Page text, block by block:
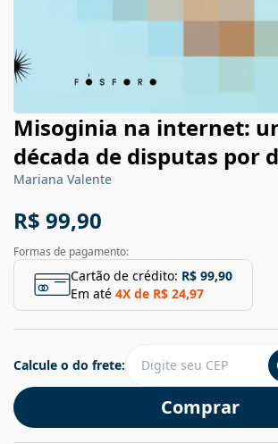
Misoginia na internet:
década de disputas por
Mariana Valente
R$ 99,90
Formas de pagamento:
Cartão de crédito: R$ 99,90
Em até 4X de R$ 24,97
Comprar
Calcule o do frete: